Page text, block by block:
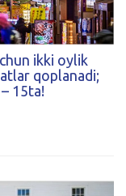
ikki oylik
qoplanadi;
15ta!